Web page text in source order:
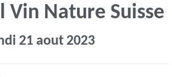
Vin Nature Suisse
21 aout 2023